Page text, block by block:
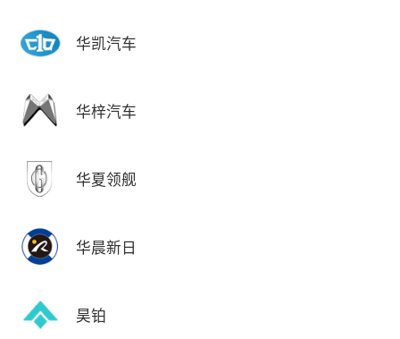
华凯汽车
华梓汽车
华夏领舰
华晨新日
昊铂